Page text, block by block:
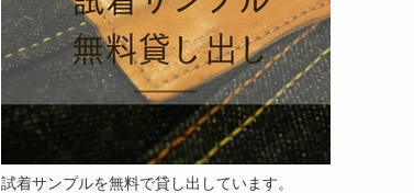
試着サンプルを無料で貸し出しています。